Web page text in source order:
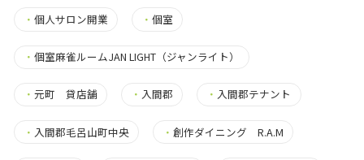
・ 個人サロン開業 ・個室
・ 個室麻雀ルームJAN LIGHT（ジャンライト）
・ 元町 貸店舗 ・ 入間郡 ・ 入間郡テナント
・ 入間郡毛呂山町中央 ・創作ダイニング R.A.M